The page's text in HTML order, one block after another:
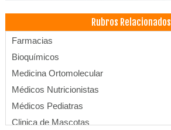
Rubros Relacionados
Farmacias
Bioquímicos
Medicina Ortomolecular
Médicos Nutricionistas
Médicos Pediatras
Clinica de Mascotas